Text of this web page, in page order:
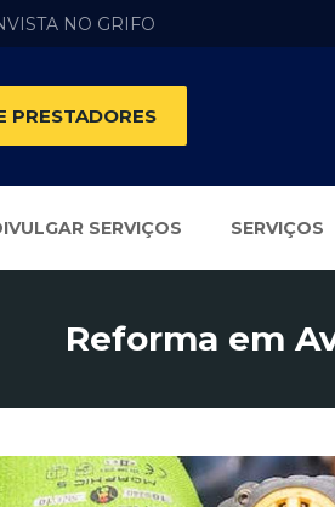
NO GRIFO
PRESTADORES
SERVIÇOS SERVIÇOS
Reforma em